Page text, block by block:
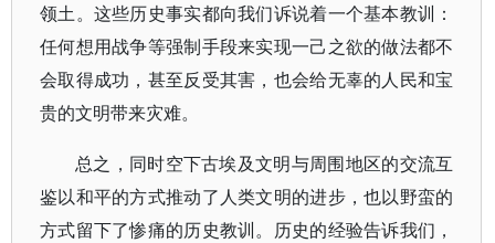
领土。这些历史事实都向我们诉说着一个基本教训：
任何想用战争等强制手段来实现一己之欲的做法都不
会取得成功，甚至反受其害，也会给无辜的人民和宝
贵的文明带来灾难。
总之，同时空下古埃及文明与周围地区的交流互
鉴以和平的方式推动了人类文明的进步，也以野蛮的
方式留下了惨痛的历史教训。历史的经验告诉我们，